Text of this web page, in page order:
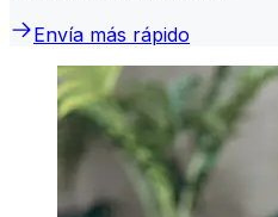
Envía más rápido